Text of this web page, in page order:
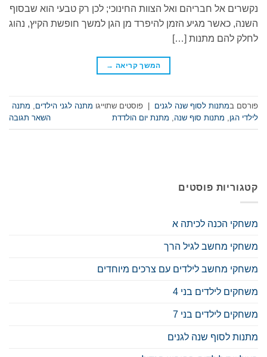
נקשרים אל חבריהם ואל הצוות החינוכי; לכן רק טבעי הוא שבסוף
השנה, כאשר מגיע הזמן להיפרד מן הגן למשך חופשת הקיץ, נהוג
לחלק להם מתנות […]
המשך קריאה →
פורסם במתנות לסוף שנה לגנים פוסטים שתוייגו מתנה לגני הילדים, מתנה
לילדי הגן, מתנות סוף שנה, מתנת יום הולדדת השאר תגובה
קטגוריות פוסטים
משחקי הכנה לכיתה א
משחקי מחשב לגיל הרך
משחקי מחשב לילדים עם צרכים מיוחדים
משחקים לילדים בני 4
משחקים לילדים בני 7
מתנות לסוף שנה לגנים